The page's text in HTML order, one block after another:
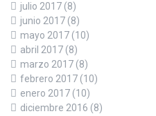
julio 2017 (8)
junio 2017 (8)
mayo 2017 (10)
abril 2017 (8)
marzo 2017 (8)
febrero 2017 (10)
enero 2017 (10)
diciembre 2016 (8)